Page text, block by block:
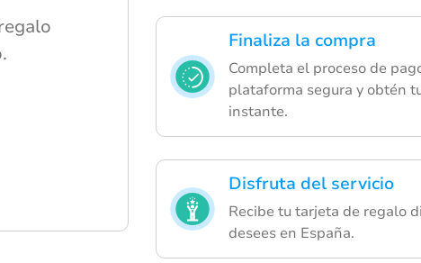
Finaliza la compra
Completa el proceso de
plataforma segura y obtén
instante.
Disfruta del servicio
Recibe tu tarjeta de regalo
desees en España.